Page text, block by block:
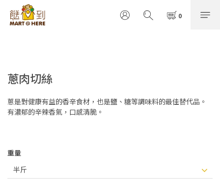
蔥肉切絲
蔥是對健康有益的香辛食材，也是鹽、糖等調味料的最佳替代品。
有濃郁的辛辣香氣，口感清脆。
重量